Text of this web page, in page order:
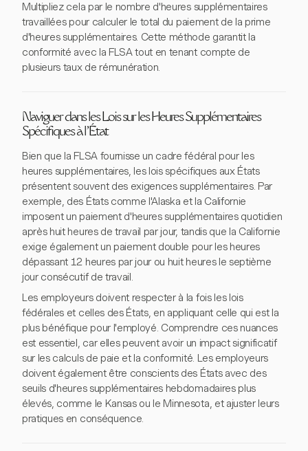
Multipliez cela par le nombre d'heures supplémentaires
travaillées pour calculer le total du paiement de la prime
d'heures supplémentaires. Cette méthode garantit la
conformité avec la FLSA tout en tenant compte de
plusieurs taux de rémunération.
Naviguer dans les Lois sur les Heures Supplémentaires
Spécifiques à l'État
Bien que la FLSA fournisse un cadre fédéral pour les
heures supplémentaires, les lois spécifiques aux États
présentent souvent des exigences supplémentaires. Par
exemple, des États comme l'Alaska et la Californie
imposent un paiement d'heures supplémentaires quotidien
après huit heures de travail par jour, tandis que la Californie
exige également un paiement double pour les heures
dépassant 12 heures par jour ou huit heures le septième
jour consécutif de travail.
Les employeurs doivent respecter à la fois les lois
fédérales et celles des États, en appliquant celle qui est la
plus bénéfique pour l'employé. Comprendre ces nuances
est essentiel, car elles peuvent avoir un impact significatif
sur les calculs de paie et la conformité. Les employeurs
doivent également être conscients des États avec des
seuils d'heures supplémentaires hebdomadaires plus
élevés, comme le Kansas ou le Minnesota, et ajuster leurs
pratiques en conséquence.